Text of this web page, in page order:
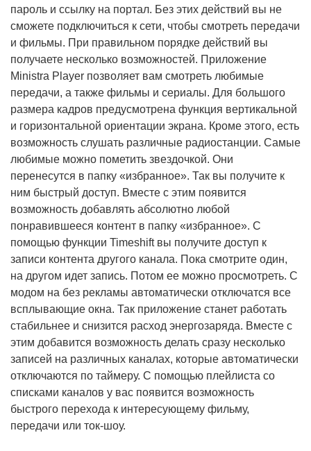
пароль и ссылку на портал. Без этих действий вы не
сможете подключиться к сети, чтобы смотреть передачи
и фильмы. При правильном порядке действий вы
получаете несколько возможностей. Приложение
Ministra Player позволяет вам смотреть любимые
передачи, а также фильмы и сериалы. Для большого
размера кадров предусмотрена функция вертикальной
и горизонтальной ориентации экрана. Кроме этого, есть
возможность слушать различные радиостанции. Самые
любимые можно пометить звездочкой. Они
перенесутся в папку «избранное». Так вы получите к
ним быстрый доступ. Вместе с этим появится
возможность добавлять абсолютно любой
понравившееся контент в папку «избранное». С
помощью функции Timeshift вы получите доступ к
записи контента другого канала. Пока смотрите один,
на другом идет запись. Потом ее можно просмотреть. С
модом на без рекламы автоматически отключатся все
всплывающие окна. Так приложение станет работать
стабильнее и снизится расход энергозаряда. Вместе с
этим добавится возможность делать сразу несколько
записей на различных каналах, которые автоматически
отключаются по таймеру. С помощью плейлиста со
списками каналов у вас появится возможность
быстрого перехода к интересующему фильму,
передачи или ток-шоу.